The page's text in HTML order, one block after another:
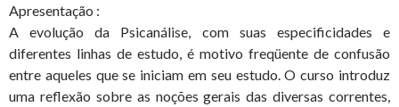
Apresentação :
A evolução da Psicanálise, com suas especificidades e
diferentes linhas de estudo, é motivo freqüente de confusão
entre aqueles que se iniciam em seu estudo. O curso introduz
uma reflexão sobre as noções gerais das diversas correntes,